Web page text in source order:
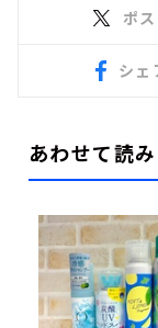
ポス
シェ
あわせて読